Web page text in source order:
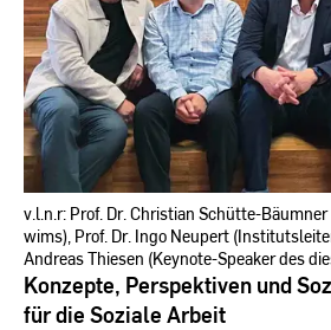
v.l.n.r: Prof. Dr. Christian Schütte-
wims), Prof. Dr. Ingo Neupert
Andreas Thiesen (Keynote-Speaker des
„Community Building“ am Fachbereich
Kathrin Witek (Dekanin, Fachbereich
Konzepte, Perspektiven und
für die Soziale Arbeit